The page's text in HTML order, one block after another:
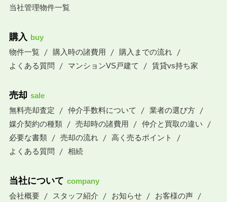
当社管理物件一覧
購入 buy
物件一覧
購入時の諸費用
購入までの流れ
よくある質問
マンションVS戸建て 賃貸vs持ち家
売却 sale
無料売却査定
仲介手数料について
業者の選び方
媒介契約の種類
売却時の諸費用
仲介と買取の違い
必要な書類
売却の流れ
高く売るポイント
よくある質問
相続
当社について company
会社概要
スタッフ紹介 お知らせ
お客様の声